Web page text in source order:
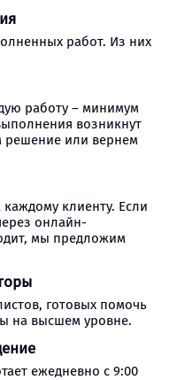
работ. Из них
работу – минимум
возникнут
или вернем
клиенту. Если
онлайн-
мы предложим
готовых помочь
на высшем уровне.
ежедневно с 9:00